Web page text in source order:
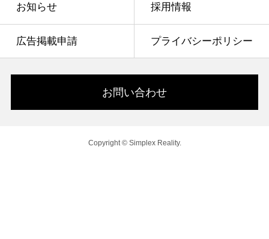
お知らせ 採用情報
広告掲載申請 プライバシーポリシー
お問い合わせ
Copyright © Simplex Reality.